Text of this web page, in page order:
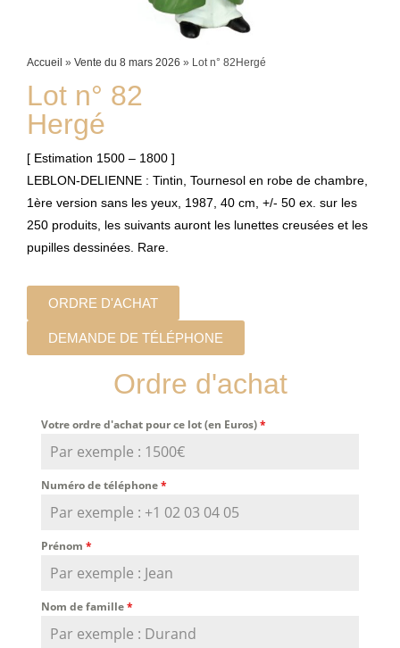
Accueil » Vente du 8 mars 2026 » Lot n° 82Hergé
Lot n° 82
Hergé
[ Estimation 1500 – 1800 ]
LEBLON-DELIENNE : Tintin, Tournesol en robe de chambre,
1ère version sans les yeux, 1987, 40 cm, +/- 50 ex. sur les
250 produits, les suivants auront les lunettes creusées et les
pupilles dessinées. Rare.
ORDRE D'ACHAT
DEMANDE DE TÉLÉPHONE
Ordre d'achat
Votre ordre d'achat pour ce lot (en Euros)*
Numéro de téléphone*
Prénom *
Nom de famille*